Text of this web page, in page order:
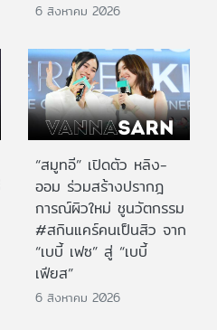
6 สิงหาคม 2026
“สมูทอี” เปิดตัว หลิง-
ออม ร่วมสร้างปรากฎ
การณ์ผิวใหม่ ชูนวัตกรรม
#สกินแคร์คนเป็นสิว จาก
“เบบี้ เฟซ” สู่ “เบบี้
เฟียส”
6 สิงหาคม 2026